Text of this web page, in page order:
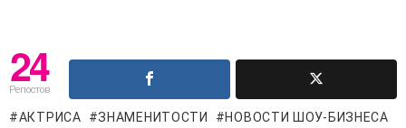
24
Репостов
АКТРИСА ЗНАМЕНИТОСТИ
НОВОСТИ ШОУ-БИЗНЕСА